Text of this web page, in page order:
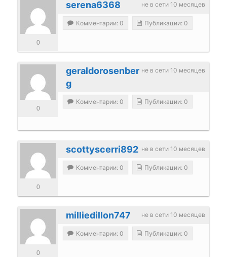
не в сети 10 месяцев
serena6368
0
Комментарии: 0 Публикации: 0
не в сети 10 месяцев
geraldorosenber
g
0
Комментарии: 0 Публикации: 0
не в сети 10 месяцев
scottyscerri892
0
Комментарии: 0 Публикации: 0
не в сети 10 месяцев
milliedillon747
0
Комментарии: 0 Публикации: 0